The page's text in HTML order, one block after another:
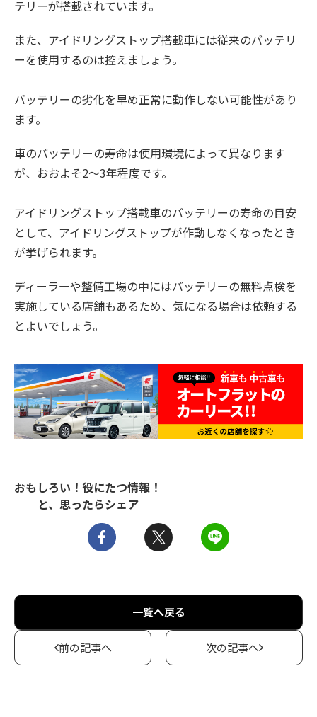
テリーが搭載されています。
また、アイドリングストップ搭載車には従来のバッテリ
ーを使用するのは控えましょう。
バッテリーの劣化を早め正常に動作しない可能性があり
ます。
車のバッテリーの寿命は使用環境によって異なります
が、おおよそ2～3年程度です。
アイドリングストップ搭載車のバッテリーの寿命の目安
として、アイドリングストップが作動しなくなったとき
が挙げられます。
ディーラーや整備工場の中にはバッテリーの無料点検を
実施している店舗もあるため、気になる場合は依頼する
とよいでしょう。
おもしろい！役にたつ情報！
と、思ったらシェア
一覧へ戻る
前の記事へ 次の記事へ